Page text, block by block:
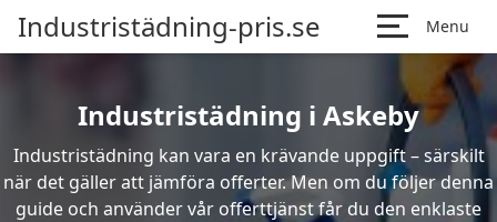
Industristädning-pris.se Menu
Industristädning i Askeby
Industristädning kan vara en krävande uppgift – särskilt
när det gäller att jämföra offerter. Men om du följer denna
guide och använder vår offerttjänst får du den enklaste